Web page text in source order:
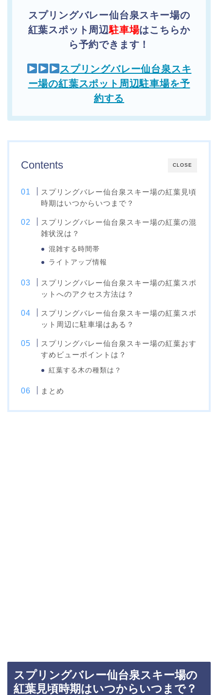
スプリングバレー仙台泉スキー場の
紅葉スポット周辺駐車場はこちらか
ら予約できます！
スプリングバレー仙台泉スキ
ー場の紅葉スポット周辺駐車場を予
約する
CLOSE
Contents
スプリングバレー仙台泉スキー場の紅葉見頃
時期はいつからいつまで？
スプリングバレー仙台泉スキー場の紅葉の混
雑状況は？
混雑する時間帯
ライトアップ情報
スプリングバレー仙台泉スキー場の紅葉スポ
ットへのアクセス方法は？
スプリングバレー仙台泉スキー場の紅葉スポ
ット周辺に駐車場はある？
スプリングバレー仙台泉スキー場の紅葉おす
すめビューポイントは？
紅葉する木の種類は？
まとめ
スプリングバレー仙台泉スキー場の
紅葉見頃時期はいつからいつまで？